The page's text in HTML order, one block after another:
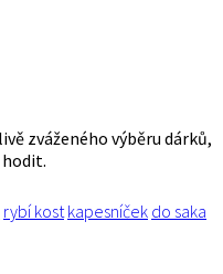
zváženého výběru dárků,
rybí kost kapesníček do saka